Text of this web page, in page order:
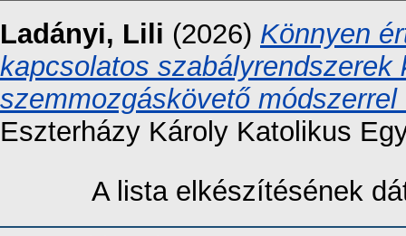
Ladányi, Lili (2026) Könnyen
kapcsolatos
szemmozgáskövető
Eszterházy Károly Katolikus
A lista elkészítésének